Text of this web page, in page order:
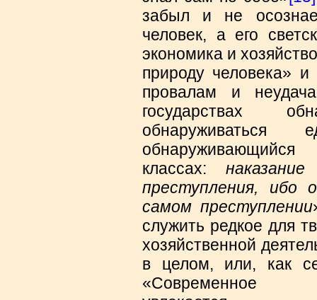
забыл и не
человек, а его
экономика и
природу человека»
провалам и
государствах
классах:
преступления, ибо
самом преступлении
служить редкое для
хозяйственной
в целом, или, как